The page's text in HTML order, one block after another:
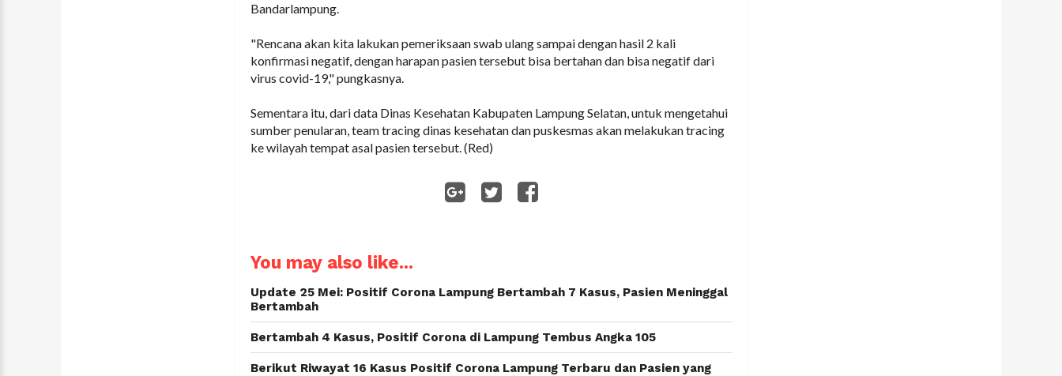
Bandarlampung.
"Rencana akan kita lakukan pemeriksaan swab ulang sampai dengan hasil 2 kali
konfirmasi negatif, dengan harapan pasien tersebut bisa bertahan dan bisa negatif dari
virus covid-19," pungkasnya.
Sementara itu, dari data Dinas Kesehatan Kabupaten Lampung Selatan, untuk mengetahui
sumber penularan, team tracing dinas kesehatan dan puskesmas akan melakukan tracing
ke wilayah tempat asal pasien tersebut. (Red)
You may also like...
Update 25 Mei: Positif Corona Lampung Bertambah 7 Kasus, Pasien Meninggal
Bertambah
Bertambah 4 Kasus, Positif Corona di Lampung Tembus Angka 105
Berikut Riwayat 16 Kasus Positif Corona Lampung Terbaru dan Pasien yang